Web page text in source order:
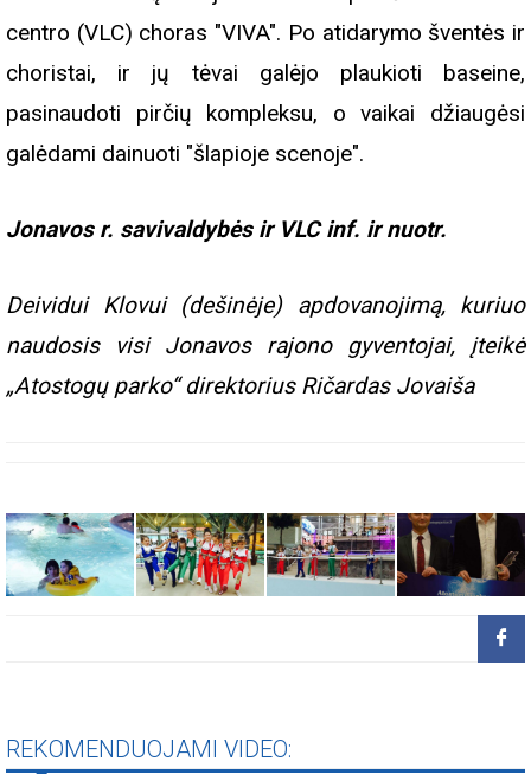
centro (VLC) choras "VIVA". Po atidarymo šventės ir
choristai, ir jų tėvai galėjo plaukioti baseine,
pasinaudoti pirčių kompleksu, o vaikai džiaugėsi
galėdami dainuoti "šlapioje scenoje".
Jonavos r. savivaldybės ir VLC inf. ir nuotr.
Deividui Klovui (dešinėje) apdovanojimą, kuriuo
naudosis visi Jonavos rajono gyventojai, įteikė
„Atostogų parko“ direktorius Ričardas Jovaiša
REKOMENDUOJAMI VIDEO: